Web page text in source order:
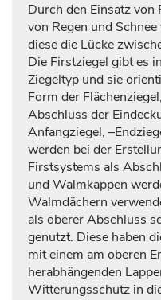
Durch den Einsatz
von Regen und
diese die Lücke
Die Firstziegel gibt es
Ziegeltyp und sie
Form der
Abschluss der
Anfangziegel,
werden bei der
Firstsystems als
und Walmkappen
Walmdächern
als oberer Abschluss
genutzt. Diese haben
mit einem am oberen
herabhängenden
Witterungsschutz in